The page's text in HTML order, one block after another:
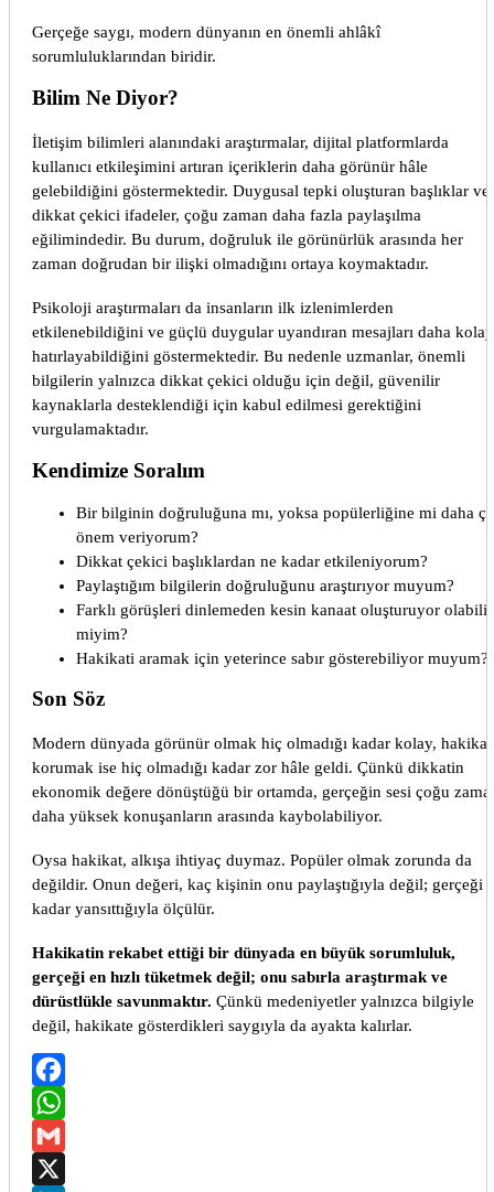
Gerçeğe saygı, modern dünyanın en önemli ahlâkî
sorumluluklarından biridir.
Bilim Ne Diyor?
İletişim bilimleri alanındaki araştırmalar, dijital platformlarda
kullanıcı etkileşimini artıran içeriklerin daha görünür hâle
gelebildiğini göstermektedir. Duygusal tepki oluşturan başlıklar ve
dikkat çekici ifadeler, çoğu zaman daha fazla paylaşılma
eğilimindedir. Bu durum, doğruluk ile görünürlük arasında her
zaman doğrudan bir ilişki olmadığını ortaya koymaktadır.
Psikoloji araştırmaları da insanların ilk izlenimlerden
etkilenebildiğini ve güçlü duygular uyandıran mesajları daha kolay
hatırlayabildiğini göstermektedir. Bu nedenle uzmanlar, önemli
bilgilerin yalnızca dikkat çekici olduğu için değil, güvenilir
kaynaklarla desteklendiği için kabul edilmesi gerektiğini
vurgulamaktadır.
Kendimize Soralım
Bir bilginin doğruluğuna mı, yoksa popülerliğine mi daha
önem veriyorum?
Dikkat çekici başlıklardan ne kadar etkileniyorum?
Paylaştığım bilgilerin doğruluğunu araştırıyor muyum?
Farklı görüşleri dinlemeden kesin kanaat oluşturuyor olabilir
miyim?
Hakikati aramak için yeterince sabır gösterebiliyor muyum?
Son Söz
Modern dünyada görünür olmak hiç olmadığı kadar kolay,
korumak ise hiç olmadığı kadar zor hâle geldi. Çünkü dikkatin
ekonomik değere dönüştüğü bir ortamda, gerçeğin sesi çoğu
daha yüksek konuşanların arasında kaybolabiliyor.
Oysa hakikat, alkışa ihtiyaç duymaz. Popüler olmak zorunda da
değildir. Onun değeri, kaç kişinin onu paylaştığıyla değil; gerçeği
kadar yansıttığıyla ölçülür.
Hakikatin rekabet ettiği bir dünyada en büyük sorumluluk,
gerçeği en hızlı tüketmek değil; onu sabırla araştırmak ve
dürüstlükle savunmaktır. Çünkü medeniyetler yalnızca bilgiyle
değil, hakikate gösterdikleri saygıyla da ayakta kalırlar.
Facebook
WhatsApp
Gmail